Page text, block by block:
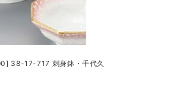
38-17-717 刺身鉢・千代久